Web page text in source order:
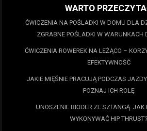
WARTO
ĆWICZENIA NA POŚLADKI W DOMU DLA
ZGRABNE POŚLADKI W WARUNKACH
ĆWICZENIA ROWEREK NA LEŻĄCO –
EFEKTYWNOŚĆ
JAKIE MIĘŚNIE PRACUJĄ PODCZAS
POZNAJ ICH ROLĘ
UNOSZENIE BIODER ZE SZTANGĄ: JAK
WYKONYWAĆ HIP THRUST?